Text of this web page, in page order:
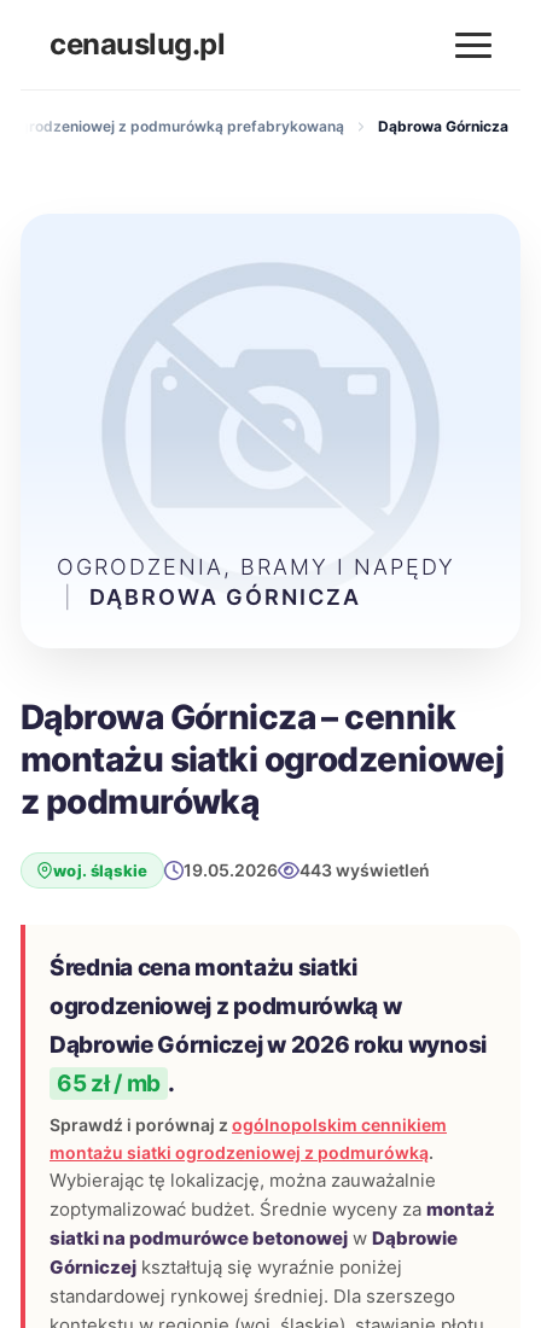
cenauslug.pl
ogrodzeniowej z podmurówką prefabrykowaną Dąbrowa Górnicza
Dąbrowa Górnicza – cennik
montażu siatki ogrodzeniowej
z podmurówką
woj. śląskie 19.05.2026 443 wyświetleń
Średnia cena montażu siatki
ogrodzeniowej z podmurówką w
Dąbrowie Górniczej w 2026 roku wynosi
65 zł / mb .
Sprawdź i porównaj z ogólnopolskim cennikiem
montażu siatki ogrodzeniowej z podmurówką.
Wybierając tę lokalizację, można zauważalnie
zoptymalizować budżet. Średnie wyceny za montaż
siatki na podmurówce betonowej w Dąbrowie
Górniczej kształtują się wyraźnie poniżej
standardowej rynkowej średniej. Dla szerszego
OGRODZENIA, BRAMY I NAPĘDY
DĄBROWA GÓRNICZA